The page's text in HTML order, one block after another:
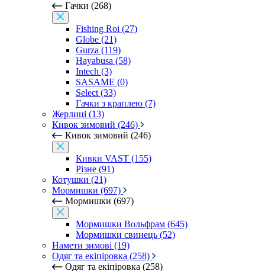
Гачки (268)
Fishing Roi (27)
Globe (21)
Gurza (119)
Hayabusa (58)
Intech (3)
SASAME (0)
Select (33)
Гачки з краплею (7)
Жерлиці (13)
Кивок зимовий (246)
Кивок зимовий (246)
Кивки VAST (155)
Різне (91)
Котушки (21)
Мормишки (697)
Мормишки (697)
Мормишки Вольфрам (645)
Мормишки свинець (52)
Намети зимові (19)
Одяг та екіпіровка (258)
Одяг та екіпіровка (258)